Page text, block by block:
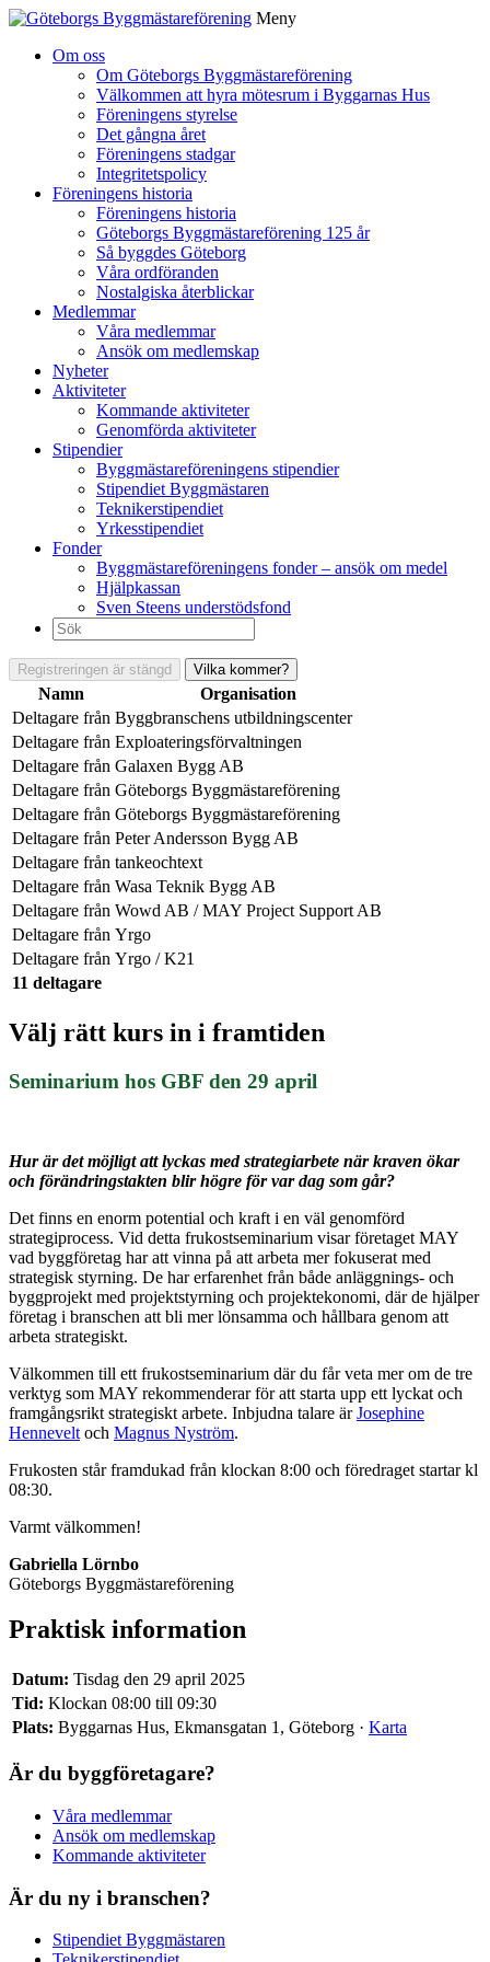
Meny
Om oss
Om Göteborgs Byggmästareförening
Välkommen att hyra mötesrum i Byggarnas Hus
Föreningens styrelse
Det gångna året
Föreningens stadgar
Integritetspolicy
Föreningens historia
Föreningens historia
Göteborgs Byggmästareförening 125 år
Så byggdes Göteborg
Våra ordföranden
Nostalgiska återblickar
Medlemmar
Våra medlemmar
Ansök om medlemskap
Nyheter
Aktiviteter
Kommande aktiviteter
Genomförda aktiviteter
Stipendier
Byggmästareföreningens stipendier
Stipendiet Byggmästaren
Teknikerstipendiet
Yrkesstipendiet
Fonder
Byggmästareföreningens fonder – ansök om medel
Hjälpkassan
Sven Steens understödsfond
Sök
efter:
Registreringen är stängd Vilka kommer?
Namn
Organisation
Deltagare från Byggbranschens utbildningscenter
Deltagare från Exploateringsförvaltningen
Deltagare från Galaxen Bygg AB
Deltagare från Göteborgs Byggmästareförening
Deltagare från Göteborgs Byggmästareförening
Deltagare från Peter Andersson Bygg AB
Deltagare från tankeochtext
Deltagare från Wasa Teknik Bygg AB
Deltagare från Wowd AB / MAY Project Support AB
Deltagare från Yrgo
Deltagare från Yrgo / K21
11 deltagare
Välj rätt kurs in i framtiden
Seminarium hos GBF den 29 april
Hur är det möjligt att lyckas med strategiarbete när kraven ökar
och förändringstakten blir högre för var dag som går?
Det finns en enorm potential och kraft i en väl genomförd
strategiprocess. Vid detta frukostseminarium visar företaget MAY
vad byggföretag har att vinna på att arbeta mer fokuserat med
strategisk styrning. De har erfarenhet från både anläggnings- och
byggprojekt med projektstyrning och projektekonomi, där de hjälper
företag i branschen att bli mer lönsamma och hållbara genom att
arbeta strategiskt.
Välkommen till ett frukostseminarium där du får veta mer om de tre
verktyg som MAY rekommenderar för att starta upp ett lyckat och
framgångsrikt strategiskt arbete. Inbjudna talare ärJosephine
Hennevelt och Magnus Nyström.
Frukosten står framdukad från klockan 8:00 och föredraget startar kl
08:30.
Varmt välkommen!
Gabriella Lörnbo
Göteborgs Byggmästareförening
Praktisk information
Datum: Tisdag den 29 april 2025
Tid: Klockan 08:00 till 09:30
Plats: Byggarnas Hus, Ekmansgatan 1, Göteborg · Karta
Är du byggföretagare?
Våra medlemmar
Ansök om medlemskap
Kommande aktiviteter
Är du ny i branschen?
Stipendiet Byggmästaren